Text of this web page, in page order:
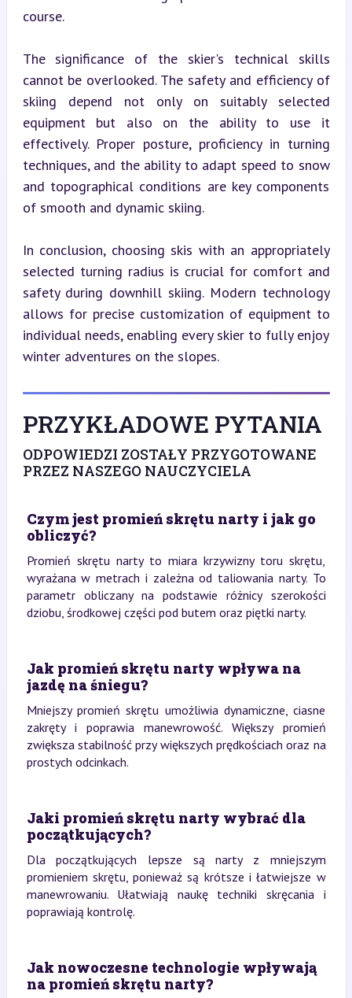
course.
The significance of the skier's technical skills
cannot be overlooked. The safety and efficiency of
skiing depend not only on suitably selected
equipment but also on the ability to use it
effectively. Proper posture, proficiency in turning
techniques, and the ability to adapt speed to snow
and topographical conditions are key components
of smooth and dynamic skiing.
In conclusion, choosing skis with an appropriately
selected turning radius is crucial for comfort and
safety during downhill skiing. Modern technology
allows for precise customization of equipment to
individual needs, enabling every skier to fully enjoy
winter adventures on the slopes.
PRZYKŁADOWE PYTANIA
ODPOWIEDZI ZOSTAŁY PRZYGOTOWANE
PRZEZ NASZEGO NAUCZYCIELA
Czym jest promień skrętu narty i jak go
obliczyć?
Promień skrętu narty to miara krzywizny toru skrętu,
wyrażana w metrach i zależna od taliowania narty. To
parametr obliczany na podstawie różnicy szerokości
dziobu, środkowej części pod butem oraz piętki narty.
Jak promień skrętu narty wpływa na
jazdę na śniegu?
Mniejszy promień skrętu umożliwia dynamiczne, ciasne
zakręty i poprawia manewrowość. Większy promień
zwiększa stabilność przy większych prędkościach oraz na
prostych odcinkach.
Jaki promień skrętu narty wybrać dla
początkujących?
Dla początkujących lepsze są narty z mniejszym
promieniem skrętu, ponieważ są krótsze i łatwiejsze w
manewrowaniu. Ułatwiają naukę techniki skręcania i
poprawiają kontrolę.
Jak nowoczesne technologie wpływają
na promień skrętu narty?